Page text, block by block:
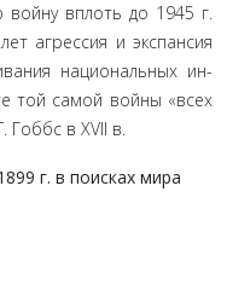
войну вплоть до 1945 г.
агрессия и экспансия
национальных ин­
той самой войны «всех
Гоббс в XVII в.
г. в поисках мира